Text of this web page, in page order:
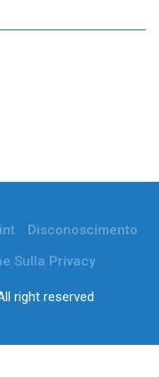
Disconoscimento
Sulla Privacy
right reserved